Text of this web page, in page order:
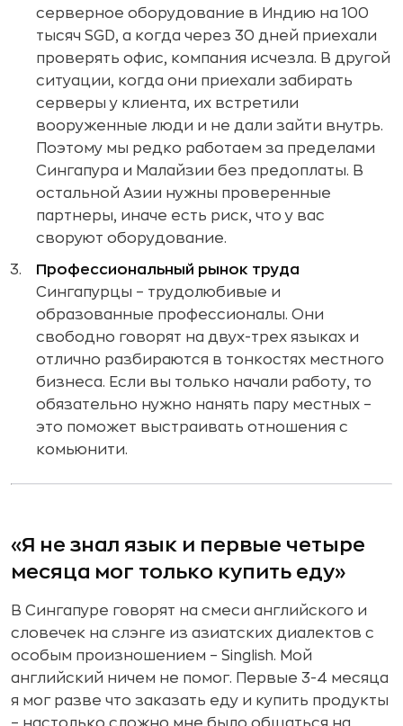
серверное оборудование в Индию на 100
тысяч SGD, а когда через 30 дней приехали
проверять офис, компания исчезла. В другой
ситуации, когда они приехали забирать
серверы у клиента, их встретили
вооруженные люди и не дали зайти внутрь.
Поэтому мы редко работаем за пределами
Сингапура и Малайзии без предоплаты. В
остальной Азии нужны проверенные
партнеры, иначе есть риск, что у вас
своруют оборудование.
Профессиональный рынок труда
Сингапурцы – трудолюбивые и
образованные профессионалы. Они
свободно говорят на двух-трех языках и
отлично разбираются в тонкостях местного
бизнеса. Если вы только начали работу, то
обязательно нужно нанять пару местных –
это поможет выстраивать отношения с
комьюнити.
«Я не знал язык и первые четыре
месяца мог только купить еду»
В Сингапуре говорят на смеси английского и
словечек на слэнге из азиатских диалектов с
особым произношением – Singlish. Мой
английский ничем не помог. Первые 3-4 месяца
я мог разве что заказать еду и купить продукты